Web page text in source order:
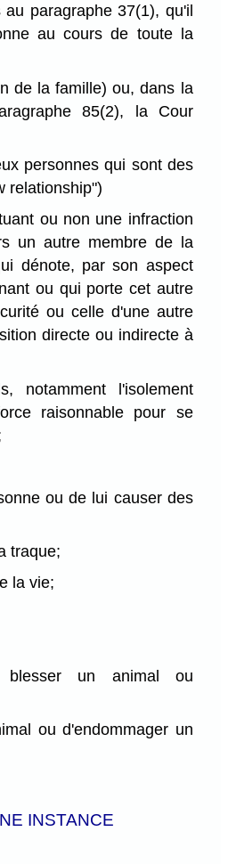
paragraphe 37(1), qu'il
au cours de toute la
de la famille) ou, dans la
85(2), la Cour
personnes qui sont des
relationship")
ou non une infraction
un autre membre de la
dénote, par son aspect
ou qui porte cet autre
ou celle d'une autre
directe ou indirecte à
notamment l'isolement
raisonnable pour se
ou de lui causer des
traque;
la vie;
un animal ou
ou d'endommager un
INSTANCE